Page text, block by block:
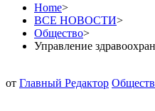
Home>
ВСЕ НОВОСТИ>
Общество>
Управление
от Главный Редактор